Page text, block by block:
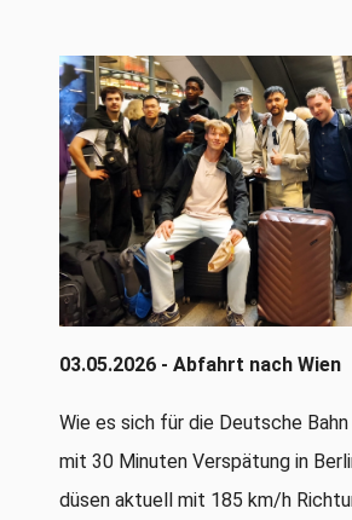
03.05.2026 - Abfahrt nach Wien
Wie es sich für die Deutsche
mit 30 Minuten Verspätung in
düsen aktuell mit 185 km/h